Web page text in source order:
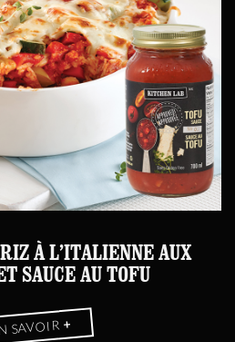
À L’ITALIENNE AUX
SAUCE AU TOFU
SAVOIR+